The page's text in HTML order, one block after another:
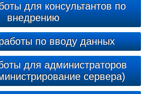
для консультантов по
внедрению
по вводу данных
для администраторов
сервера)